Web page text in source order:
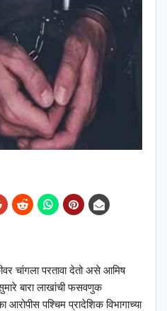
चांगला परतावा देतो असे आमिष
बारा लाखांची फसवणुक
पश्‍चिम प्रादेशिक विभागाच्या